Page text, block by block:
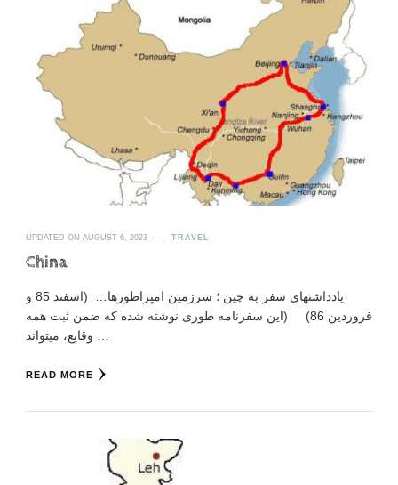
UPDATED ON AUGUST 6, 2023 TRAVEL
China
یادداشتهای سفر به چین ؛ سرزمین امپراطورها… (اسفند 85 و
فروردین 86) (این سفرنامه طوری نوشته شده که ضمن ثبت همه
وقایع، میتواند …
READ MORE